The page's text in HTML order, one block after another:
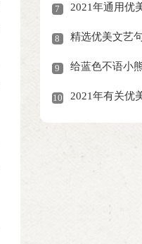
7 2021年通用优
8 精选优美文艺
9 给蓝色不语小
10 2021年有关优